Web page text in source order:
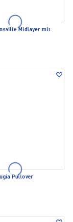
Midlayer mit
Pullover